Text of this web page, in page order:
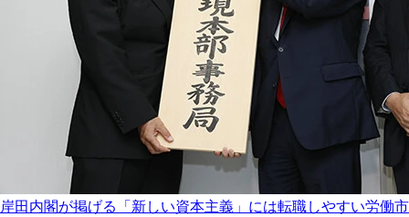
岸田内閣が掲げる「新しい資本主義」には転職しやすい労働市